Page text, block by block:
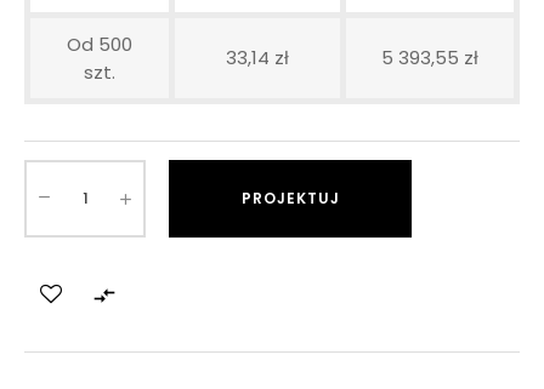
Od 500
szt.
33,14 zł 5 393,55 zł
PROJEKTUJ
